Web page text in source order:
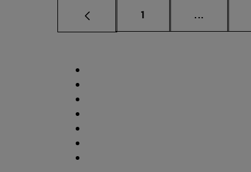
Página
1 ... Páginas